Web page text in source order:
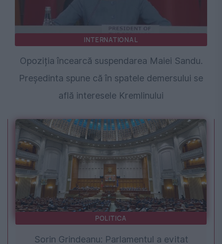
INTERNATIONAL
Opoziția încearcă suspendarea Maiei Sandu.
Președinta spune că în spatele demersului se
află interesele Kremlinului
POLITICA
Sorin Grindeanu: Parlamentul a evitat